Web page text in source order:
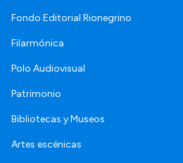
Fondo Editorial Rionegrino
Filarmónica
Polo Audiovisual
Patrimonio
Bibliotecas y Museos
Artes escénicas